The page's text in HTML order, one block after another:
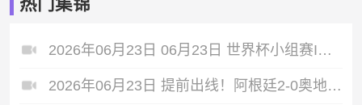
热门集锦
2026年06月23日 06月23日 世界杯小组赛I组第2轮 法国vs伊拉克 进球视频
2026年06月23日 提前出线！阿根廷2-0奥地利 梅西失点+双响18球独享世界杯射手王